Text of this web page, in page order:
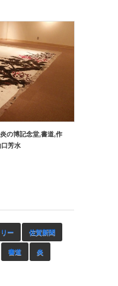
の博記念堂,書道,作
芳水
ー 佐賀新聞
書道 炎